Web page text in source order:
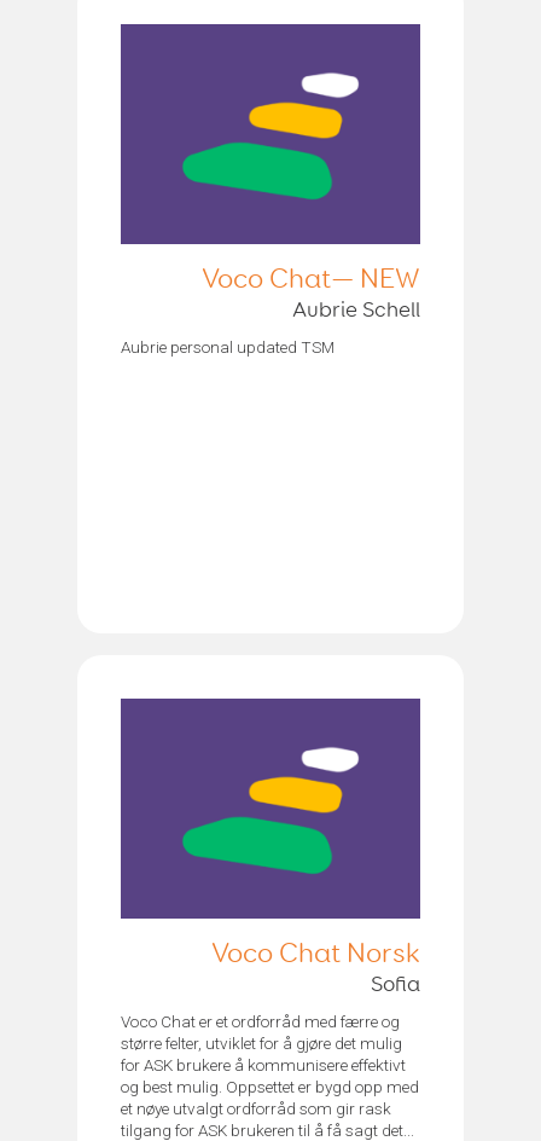
Voco Chat— NEW
Aubrie Schell
Aubrie personal updated TSM
Voco Chat Norsk
Sofia
Voco Chat er et ordforråd med færre og
større felter, utviklet for å gjøre det mulig
for ASK brukere å kommunisere effektivt
og best mulig. Oppsettet er bygd opp med
et nøye utvalgt ordforråd som gir rask
tilgang for ASK brukeren til å få sagt det...